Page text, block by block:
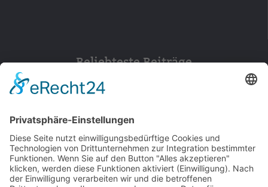
Beliebteste Beiträge